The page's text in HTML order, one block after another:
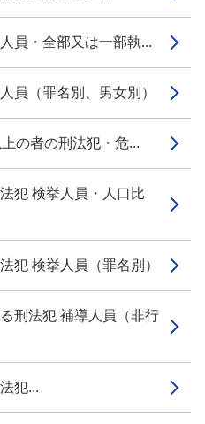
員・全部又は一部執...
員（罪名別、男女別）
の者の刑法犯・危...
犯 検挙人員・人口比
検挙人員（罪名別）
刑法犯 補導人員（非行
犯...